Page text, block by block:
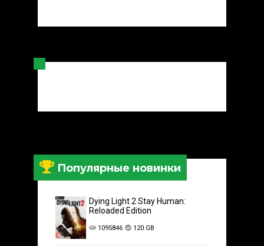
Популярные новинки
Dying Light 2 Stay Human:
Reloaded Edition
1095846 120 GB